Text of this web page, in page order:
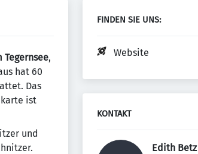
,
hat 60
Das
ist
und
FINDEN SIE UNS:
Website
KONTAKT
Edith Betz